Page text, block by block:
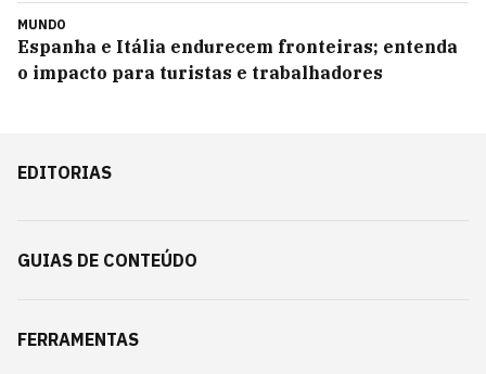
MUNDO
Espanha e Itália endurecem fronteiras; entenda
o impacto para turistas e trabalhadores
EDITORIAS
GUIAS DE CONTEÚDO
FERRAMENTAS